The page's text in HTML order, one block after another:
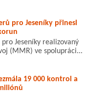
pro Jeseníky přinesl
Jeseníky realizovaný
(MMR) ve spolupráci...
19 000 kontrol a